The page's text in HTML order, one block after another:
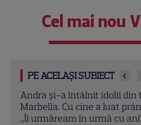
Cel mai nou
PE ACELAȘI SUBIECT
Jennifer Aniston și
vacanță de lux în Mallorca
Pedro Pascal. Imagini